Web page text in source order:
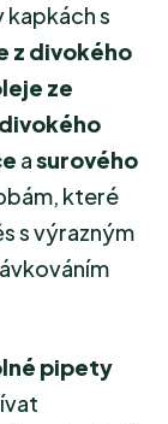
kapkách s
z divokého
ze
asurového
které
s výrazným
pipety